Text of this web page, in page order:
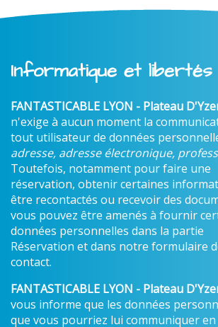
Informatique et libertés
FANTASTICABLE LYON - Plateau
n'exige à aucun moment la
tout utilisateur de données
adresse, adresse électronique,
Toutefois, notamment pour faire une
réservation, obtenir certaines
être recontactés ou recevoir des
vous pouvez être amenés à fournir
données personnelles dans la partie
Réservation et dans notre formulaire
contact.
FANTASTICABLE LYON - Plateau
vous informe que les données
que vous pourriez lui communiquer